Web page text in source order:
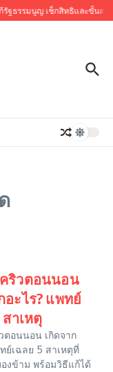
รัฐธรรมนูญ เช็กสิทธิและขั้นตอ
ริวตอนนอน
อะไร? แพทย์
สาเหตุ
ตอนนอน เกิดจาก
ย์เฉลย 5 สาเหตุที่
งข้าม พร้อมวิธีแก้ได้